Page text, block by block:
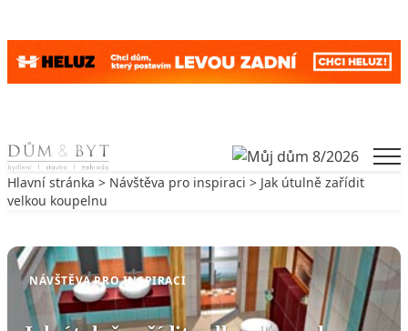
Skip to content
Hlavní stránka > Návštěva pro inspiraci > Jak útulně zařídit
velkou koupelnu
NÁVŠTĚVA PRO INSPIRACI